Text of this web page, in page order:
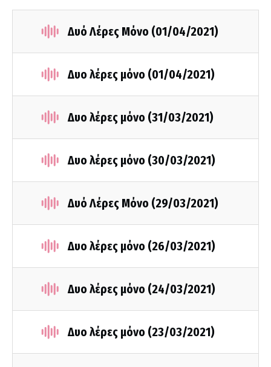
Δυό Λέρες Μόνο (01/04/2021)
Δυο λέρες μόνο (01/04/2021)
Δυο λέρες μόνο (31/03/2021)
Δυο λέρες μόνο (30/03/2021)
Δυό Λέρες Μόνο (29/03/2021)
Δυο λέρες μόνο (26/03/2021)
Δυο λέρες μόνο (24/03/2021)
Δυο λέρες μόνο (23/03/2021)